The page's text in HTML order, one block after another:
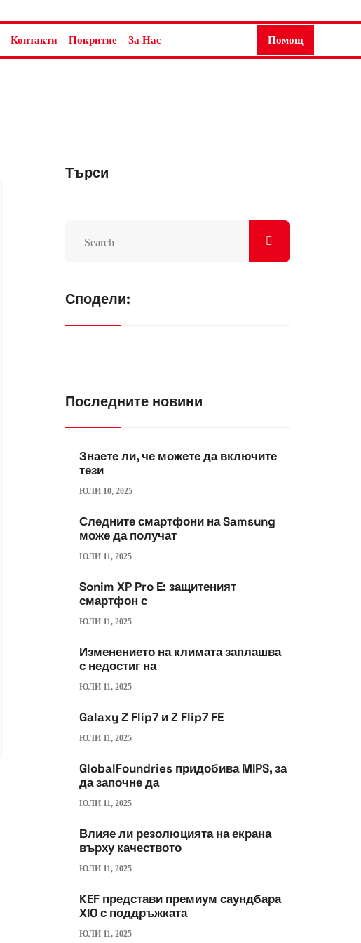
Контакти Покритие За Нас Помощ
Търси
Сподели:
Последните новини
Знаете ли, че можете да включите
тези
ЮЛИ 10, 2025
Следните смартфони на Samsung
може да получат
ЮЛИ 11, 2025
Sonim XP Pro E: защитеният
смартфон с
ЮЛИ 11, 2025
Изменението на климата заплашва
с недостиг на
ЮЛИ 11, 2025
Galaxy Z Flip7 и Z Flip7 FE
ЮЛИ 11, 2025
GlobalFoundries придобива MIPS, за
да започне да
ЮЛИ 11, 2025
Влияе ли резолюцията на екрана
върху качеството
ЮЛИ 11, 2025
KEF представи премиум саундбара
XIO с поддръжката
ЮЛИ 11, 2025